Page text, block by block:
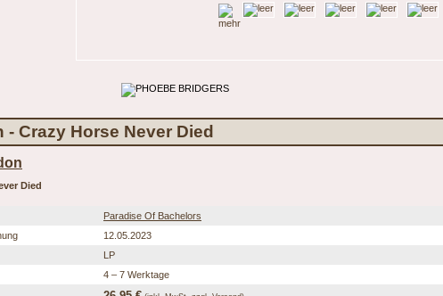
- Crazy Horse Never Died
Died
Paradise Of Bachelors
12.05.2023
LP
4 – 7 Werktage